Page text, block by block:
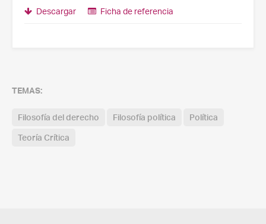
Descargar Ficha de referencia
TEMAS:
Filosofía del derecho Filosofía política
Política
Teoría Crítica